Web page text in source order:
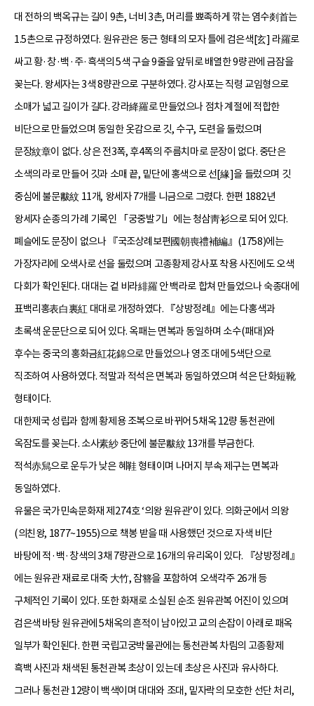
대 전하의 백옥규는 길이 9촌, 너비 3촌, 머리를 뾰족하게 깎는 염수剡首는
1.5촌으로 규정하였다. 원유관은 둥근 형태의 모자 틀에 검은색[玄] 라羅로
싸고 황·창·백·주·흑색의 5색 구슬 9줄을 앞뒤로 배열한 9량관에 금잠을
꽂는다. 왕세자는 3색 8량관으로 구분하였다. 강사포는 직령 교임형으로
소매가 넓고 길이가 길다. 강라絳羅로 만들었으나 점차 계절에 적합한
비단으로 만들었으며 동일한 옷감으로 깃, 수구, 도련을 둘렀으며
문장紋章이 없다. 상은 전3폭, 후4폭의 주름치마로 문장이 없다. 중단은
소색의 라로 만들어 깃과 소매 끝, 밑단에 홍색으로 선[緣]을 들렀으며 깃
중심에 불문黻紋 11개, 왕세자 7개를 니금으로 그렸다. 한편 1882년
왕세자 순종의 가례 기록인 「궁중발기」에는 청삼靑衫으로 되어 있다.
폐슬에도 문장이 없으나 『국조상례보편國朝喪禮補編』(1758)에는
가장자리에 오색사로 선을 둘렀으며 고종황제 강사포 착용 사진에도 오색
다회가 확인된다. 대대는 겉 비라緋羅 안 백라로 합쳐 만들었으나 숙종대에
표백리홍表白裏紅 대대로 개정하였다. 『상방정례』에는 다홍색과
초록색 운문단으로 되어 있다. 옥패는 면복과 동일하며 소수(패대)와
후수는 중국의 홍화금紅花錦으로 만들었으나 영조 대에 5색단으로
직조하여 사용하였다. 적말과 적석은 면복과 동일하였으며 석은 단화短靴
형태이다.
대한제국 성립과 함께 황제용 조복으로 바뀌어 5채옥 12량 통천관에
옥잠도를 꽂는다. 소사素紗 중단에 불문黻紋 13개를 부금한다.
적석赤舃으로 운두가 낮은 혜鞋 형태이며 나머지 부속 제구는 면복과
동일하였다.
유물은 국가민속문화재 제274호 ‘의왕 원유관’이 있다. 의화군에서 의왕
(의친왕, 1877~1955)으로 책봉 받을 때 사용했던 것으로 자색 비단
바탕에 적·백·창색의 3채 7량관으로 16개의 유리옥이 있다. 『상방정례』
에는 원유관 재료로 대죽 大竹, 잠簪을 포함하여 오색각주 26개 등
구체적인 기록이 있다. 또한 화재로 소실된 순조 원유관복 어진이 있으며
검은색 바탕 원유관에 5채옥의 흔적이 남아있고 교의 손잡이 아래로 패옥
일부가 확인된다. 한편 국립고궁박물관에는 통천관복 차림의 고종황제
흑백 사진과 채색된 통천관복 초상이 있는데 초상은 사진과 유사하다.
그러나 통천관 12량이 백색이며 대대와 조대, 밑자락의 모호한 선단 처리,